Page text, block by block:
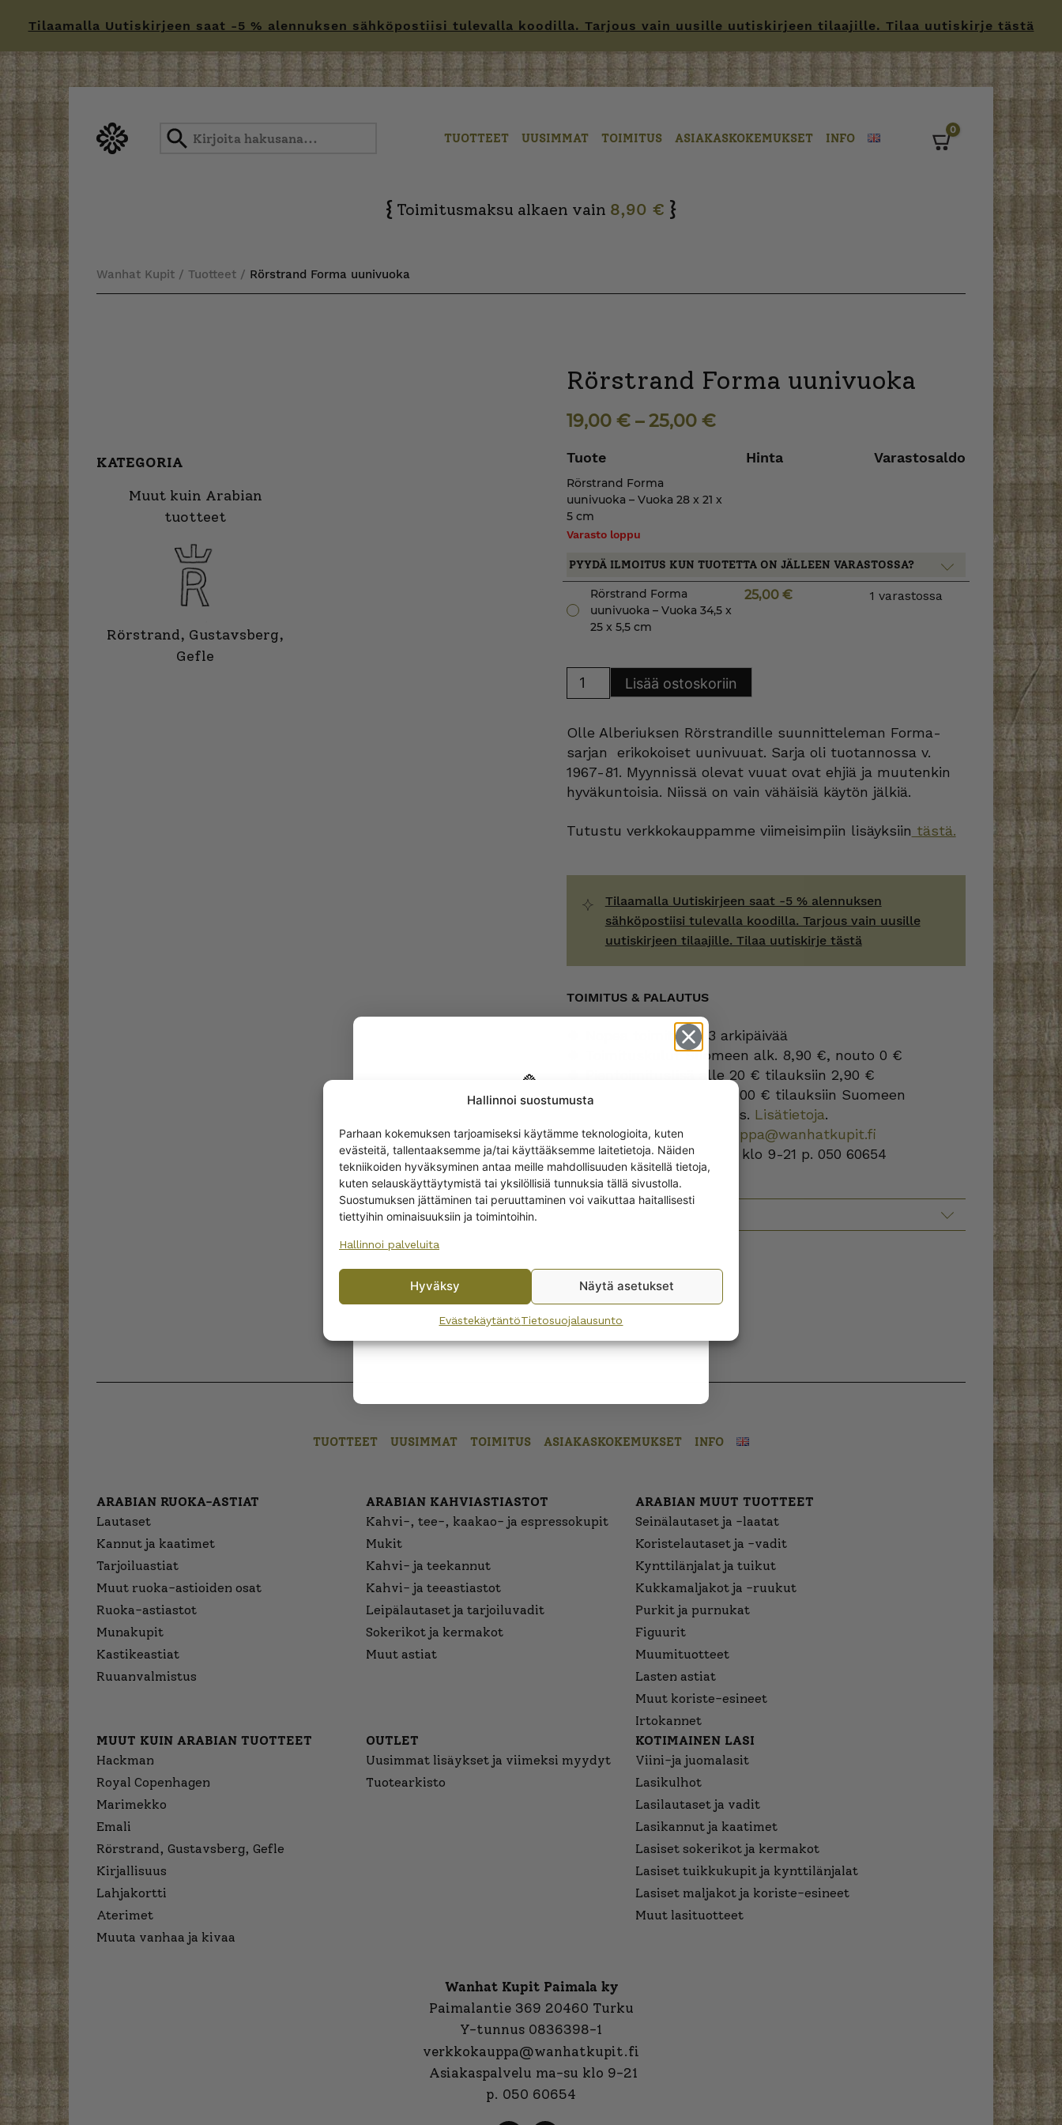
Hallinnoi suostumusta
Parhaan kokemuksen tarjoamiseksi käytämme teknologioita, kuten
evästeitä, tallentaaksemme ja/tai käyttääksemme laitetietoja. Näiden
tekniikoiden hyväksyminen antaa meille mahdollisuuden käsitellä tietoja,
kuten selauskäyttäytymistä tai yksilöllisiä tunnuksia tällä sivustolla.
Suostumuksen jättäminen tai peruuttaminen voi vaikuttaa haitallisesti
tiettyihin ominaisuuksiin ja toimintoihin.
Hallinnoi palveluita
Hyväksy Näytä asetukset
EvästekäytäntöTietosuojalausunto
Tilaamalla Uutiskirjeen saat -5 % alennuksen sähköpostiisi tulevalla koodilla. Tarjous vain uusille uutiskirjeen tilaajille. Tilaa uutiskirje tästä
to
TUOTTEET UUSIMMAT TOIMITUS ASIAKASKOKEMUKSET INFO
0
{ Toimitusmaksu alkaen vain 8,90 € }
Wanhat Kupit / Tuotteet / Rörstrand Forma uunivuoka
KATEGORIA
Muut kuin Arabian
tuotteet
Rörstrand, Gustavsberg,
Gefle
Rörstrand Forma uunivuoka
19,00 €–25,00 €
Tuote Hinta Varastosaldo
Rörstrand Forma
uunivuoka – Vuoka 28 x 21 x
5 cm
Varasto loppu
PYYDÄ ILMOITUS KUN TUOTETTA ON JÄLLEEN VARASTOSSA?
Rörstrand Forma
uunivuoka – Vuoka 34,5 x
25 x 5,5 cm
25,00 € 1 varastossa
Forma
Lisää ostoskoriin
Olle Alberiuksen Rörstrandille suunnitteleman Forma-
sarjan erikokoiset uunivuuat. Sarja oli tuotannossa v.
1967-81. Myynnissä olevat vuuat ovat ehjiä ja muutenkin
hyväkuntoisia. Niissä on vain vähäisiä käytön jälkiä.
Tutustu verkkokauppamme viimeisimpiin lisäyksiin tästä.
Tilaamalla Uutiskirjeen saat -5 % alennuksen
sähköpostiisi tulevalla koodilla. Tarjous vain uusille
uutiskirjeen tilaajille. Tilaa uutiskirje tästä
TOIMITUS & PALAUTUS
🍀 Nopea toimitus 1-3 arkipäivää
🍀 Toimituskulut Suomeen alk. 8,90 €, nouto 0 €
🍀 Pientoimituslisä alle 20 € tilauksiin 2,90 €
🍀Ilmainen toimitus
yli 100 € tilauksiin Suomeen
🍀 14 vrk:n palautusoikeus. Lisätietoja.
🍀 Kysyttävää?verkkokauppa@wanhatkupit.fi
🍀 Asiakaspalvelu ma-su klo 9-21 p. 050 60654
TUOTTEET UUSIMMAT TOIMITUS ASIAKASKOKEMUKSET INFO
ARABIAN RUOKA-ASTIAT
Lautaset
Kannut ja kaatimet
Tarjoiluastiat
Muut ruoka-astioiden osat
Ruoka-astiastot
Munakupit
Kastikeastiat
Ruuanvalmistus
ARABIAN KAHVIASTIASTOT
Kahvi-, tee-, kaakao- ja espressokupit
Mukit
Kahvi- ja teekannut
Kahvi- ja teeastiastot
Leipälautaset ja tarjoiluvadit
Sokerikot ja kermakot
Muut astiat
ARABIAN MUUT TUOTTEET
Seinälautaset ja -laatat
Koristelautaset ja -vadit
Kynttilänjalat ja tuikut
Kukkamaljakot ja -ruukut
Purkit ja purnukat
Figuurit
Muumituotteet
Lasten astiat
Muut koriste-esineet
Irtokannet
MUUT KUIN ARABIAN TUOTTEET
Hackman
Royal Copenhagen
Marimekko
Emali
Rörstrand, Gustavsberg, Gefle
Kirjallisuus
Lahjakortti
Aterimet
Muuta vanhaa ja kivaa
OUTLET
Uusimmat lisäykset ja viimeksi myydyt
Tuotearkisto
KOTIMAINEN LASI
Viini-ja juomalasit
Lasikulhot
Lasilautaset ja vadit
Lasikannut ja kaatimet
Lasiset sokerikot ja kermakot
Lasiset tuikkukupit ja kynttilänjalat
Lasiset maljakot ja koriste-esineet
Muut lasituotteet
Wanhat Kupit Paimala ky
Paimalantie 369 20460 Turku
Y-tunnus 0836398-1
verkkokauppa@wanhatkupit.fi
Asiakaspalvelu ma-su klo 9-21
p. 050 60654
Get -5%
off?
Yes! I want the discount
By subscribing to the newsletter, you consent to receiving messages from
Wanhojen kuppien and confirm that you have read and accepted